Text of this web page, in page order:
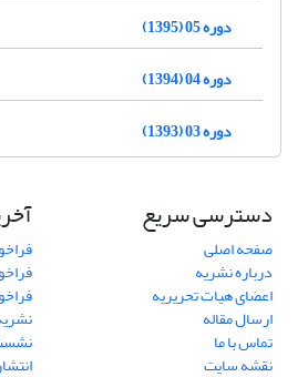
دوره 05 (1395)
دوره 04 (1394)
دوره 03 (1393)
دسترسی سریع
صفحه اصلی
درباره نشریه
اعضای هیات تحریریه
ارسال مقاله
تماس با ما
نقشه سایت